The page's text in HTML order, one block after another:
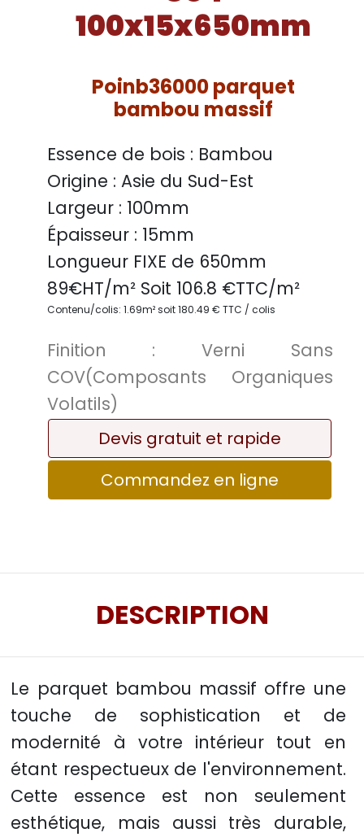
100x15x650mm
Poinb36000 parquet
bambou massif
Essence de bois : Bambou
Origine : Asie du Sud-Est
Largeur : 100mm
Épaisseur : 15mm
Longueur FIXE de 650mm
89€HT/m² Soit 106.8 €TTC/m²
Contenu/colis: 1.69m² soit 180.49 € TTC / colis
Finition : Verni Sans
COV(Composants Organiques
Volatils)
Devis gratuit et rapide
Commandez en ligne
DESCRIPTION
Le parquet bambou massif offre une
touche de sophistication et de
modernité à votre intérieur tout en
étant respectueux de l'environnement.
Cette essence est non seulement
esthétique, mais aussi très durable,